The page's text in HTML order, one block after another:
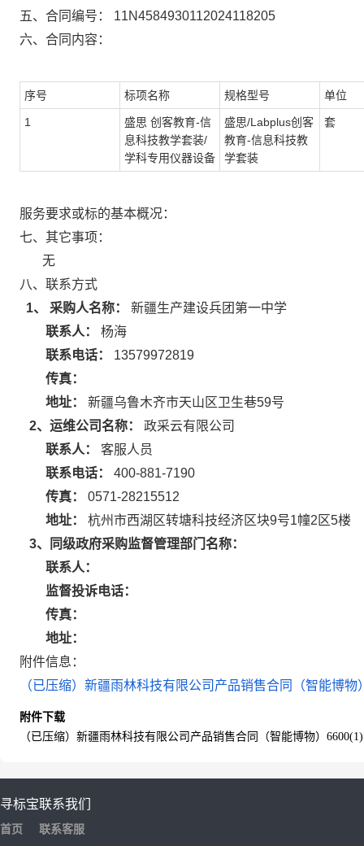
五、合同编号：
11N4584930112024118205
六、合同内容：
序号 标项名称 规格型号 单位
1
盛思 创客教育-信
息科技教学套装/
学科专用仪器设备
盛思/Labplus创客
教育-信息科技教
学套装
套
服务要求或标的基本概况：
七、其它事项：
无
八、联系方式
1、 采购人名称：
新疆生产建设兵团第一中学
联系人：
杨海
联系电话：
13579972819
传真：
地址：
新疆乌鲁木齐市天山区卫生巷59号
2、运维公司名称：
政采云有限公司
联系人：
客服人员
联系电话：
400-881-7190
传真：
0571-28215512
地址：
杭州市西湖区转塘科技经济区块9号1幢2区5楼
3、同级政府采购监督管理部门名称：
联系人：
监督投诉电话：
传真：
地址：
附件信息：
（已压缩）新疆雨林科技有限公司产品销售合同（智能博物
附件下载
（已压缩）新疆雨林科技有限公司产品销售合同（智能博物）
寻标宝
首页
联系我们
联系客服